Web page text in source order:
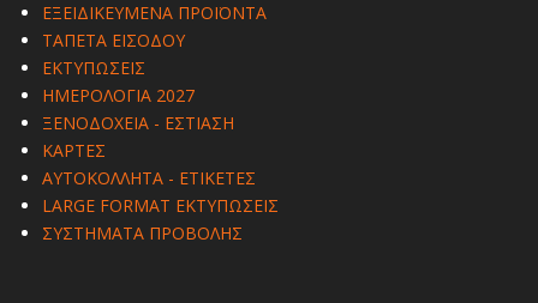
ΕΞΕΙΔΙΚΕΥΜΕΝΑ ΠΡΟΪΟΝΤΑ
ΤΑΠΕΤΑ ΕΙΣΟΔΟΥ
ΕΚΤΥΠΩΣΕΙΣ
ΗΜΕΡΟΛΟΓΙΑ 2027
ΞΕΝΟΔΟΧΕΙΑ - ΕΣΤΙΑΣΗ
ΚΑΡΤΕΣ
ΑΥΤΟΚΟΛΛΗΤΑ - ΕΤΙΚΕΤΕΣ
LARGE FORMAT ΕΚΤΥΠΩΣΕΙΣ
ΣΥΣΤΗΜΑΤΑ ΠΡΟΒΟΛΗΣ